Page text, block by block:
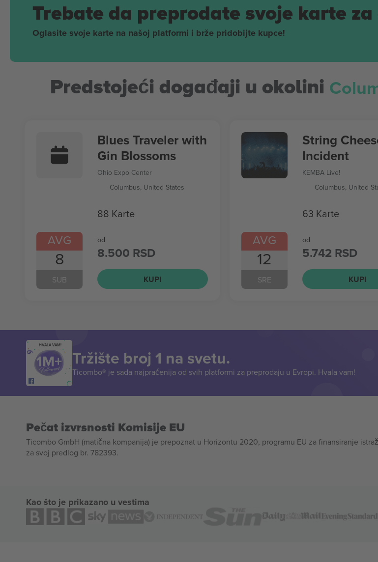
Trebate da preprodate svoje karte za
Oglasite svoje karte na našoj platformi i brže pridobijte kupce!
Predstojeći događaji u okolini
AVG
8
SUB
Blues Traveler with
Gin Blossoms
Ohio Expo Center
Columbus, United States
88 Karte
od
8.500 RSD
KUPI
AVG
12
SRE
String
Incident
KEMBA Live!
Columbus, United
63 Karte
od
5.742 RSD
KUPI
HVALA VAM!
Tržište broj 1 na svetu.
Ticombo® je sada najpraćenija od svih platformi za preprodaju u Evropi. Hvala vam!
Pečat izvrsnosti Komisije EU
Ticombo GmbH (matična kompanija) je prepoznat u Horizontu 2020, programu EU za finansiranje
za svoj predlog br. 782393.
Kao što je prikazano u vestima